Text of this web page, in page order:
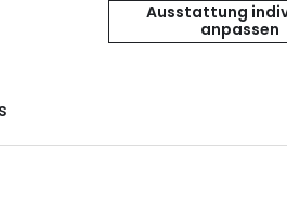
Ausstattung
anpassen